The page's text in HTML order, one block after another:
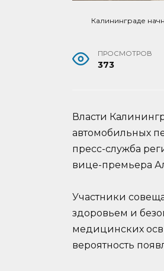
Калининграде
ПРОСМОТРОВ
373
Власти
автомобильных
пресс-служба
вице-премьера
Участники
здоровьем и
медицинских
вероятность